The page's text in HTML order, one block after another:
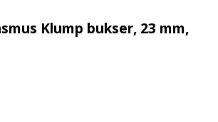
Klump bukser, 23 mm,